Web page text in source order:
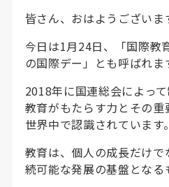
皆さん、おはようございま
今日は1月24日、「国際教
の国際デー」とも呼ばれま
2018年に国連総会によって
教育がもたらす力とその重
世界中で認識されています。
教育は、個人の成長だけ
続可能な発展の基盤となる